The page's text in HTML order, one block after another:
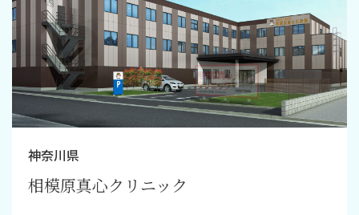
神奈川県
相模原真心クリニック